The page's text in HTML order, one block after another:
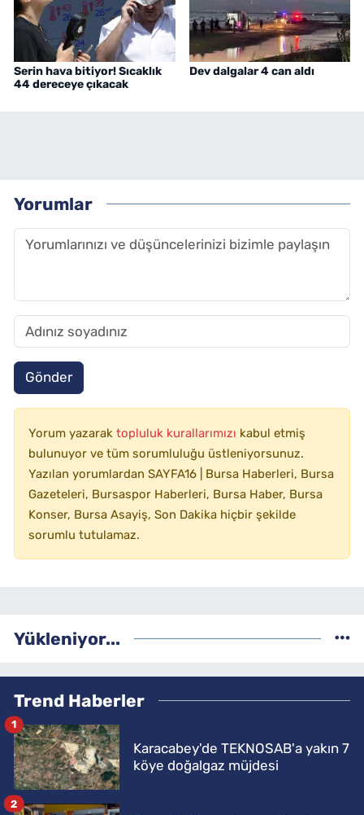
Serin hava bitiyor! Sıcaklık
44 dereceye çıkacak
Dev dalgalar 4 can aldı
Yorumlar
Gönder
Yorum yazarak topluluk kurallarımızı kabul etmiş
bulunuyor ve tüm sorumluluğu üstleniyorsunuz.
Yazılan yorumlardan SAYFA16 | Bursa Haberleri, Bursa
Gazeteleri, Bursaspor Haberleri, Bursa Haber, Bursa
Konser, Bursa Asayiş, Son Dakika hiçbir şekilde
sorumlu tutulamaz.
Yükleniyor...
Trend Haberler
Karacabey'de TEKNOSAB'a yakın 7
köye doğalgaz müjdesi
1
2